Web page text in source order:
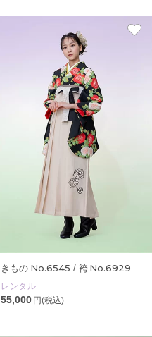
きもの No.6545 / 袴 No.6929
レンタル
55,000 円(税込)